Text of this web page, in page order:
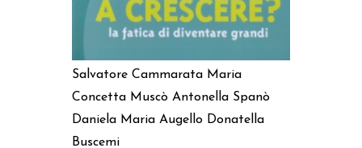
Salvatore Cammarata Maria
Concetta Muscò Antonella Spanò
Daniela Maria Augello Donatella
Buscemi